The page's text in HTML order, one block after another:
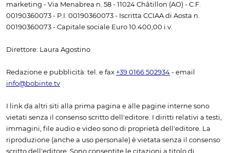
marketing - Via Menabrea n. 58 - 11024 Châtillon (AO) - C.F.
00190360073 - P.I. 00190360073 - Iscritta CCIAA di Aosta n.
00190360073 - Capitale sociale Euro 10.400,00 i.v.
Direttore: Laura Agostino
Redazione e pubblicità: tel. e fax +39 0166 502934 - email
info@bobinte.tv
I link da altri siti alla prima pagina e alle pagine interne sono
vietati senza il consenso scritto dell'editore. I diritti relativi a testi,
immagini, file audio e video sono di proprietà dell'editore. La
riproduzione (anche a uso personale) è vietata senza il consenso
scritto dell'editore. Sono consentite le citazioni a titolo di